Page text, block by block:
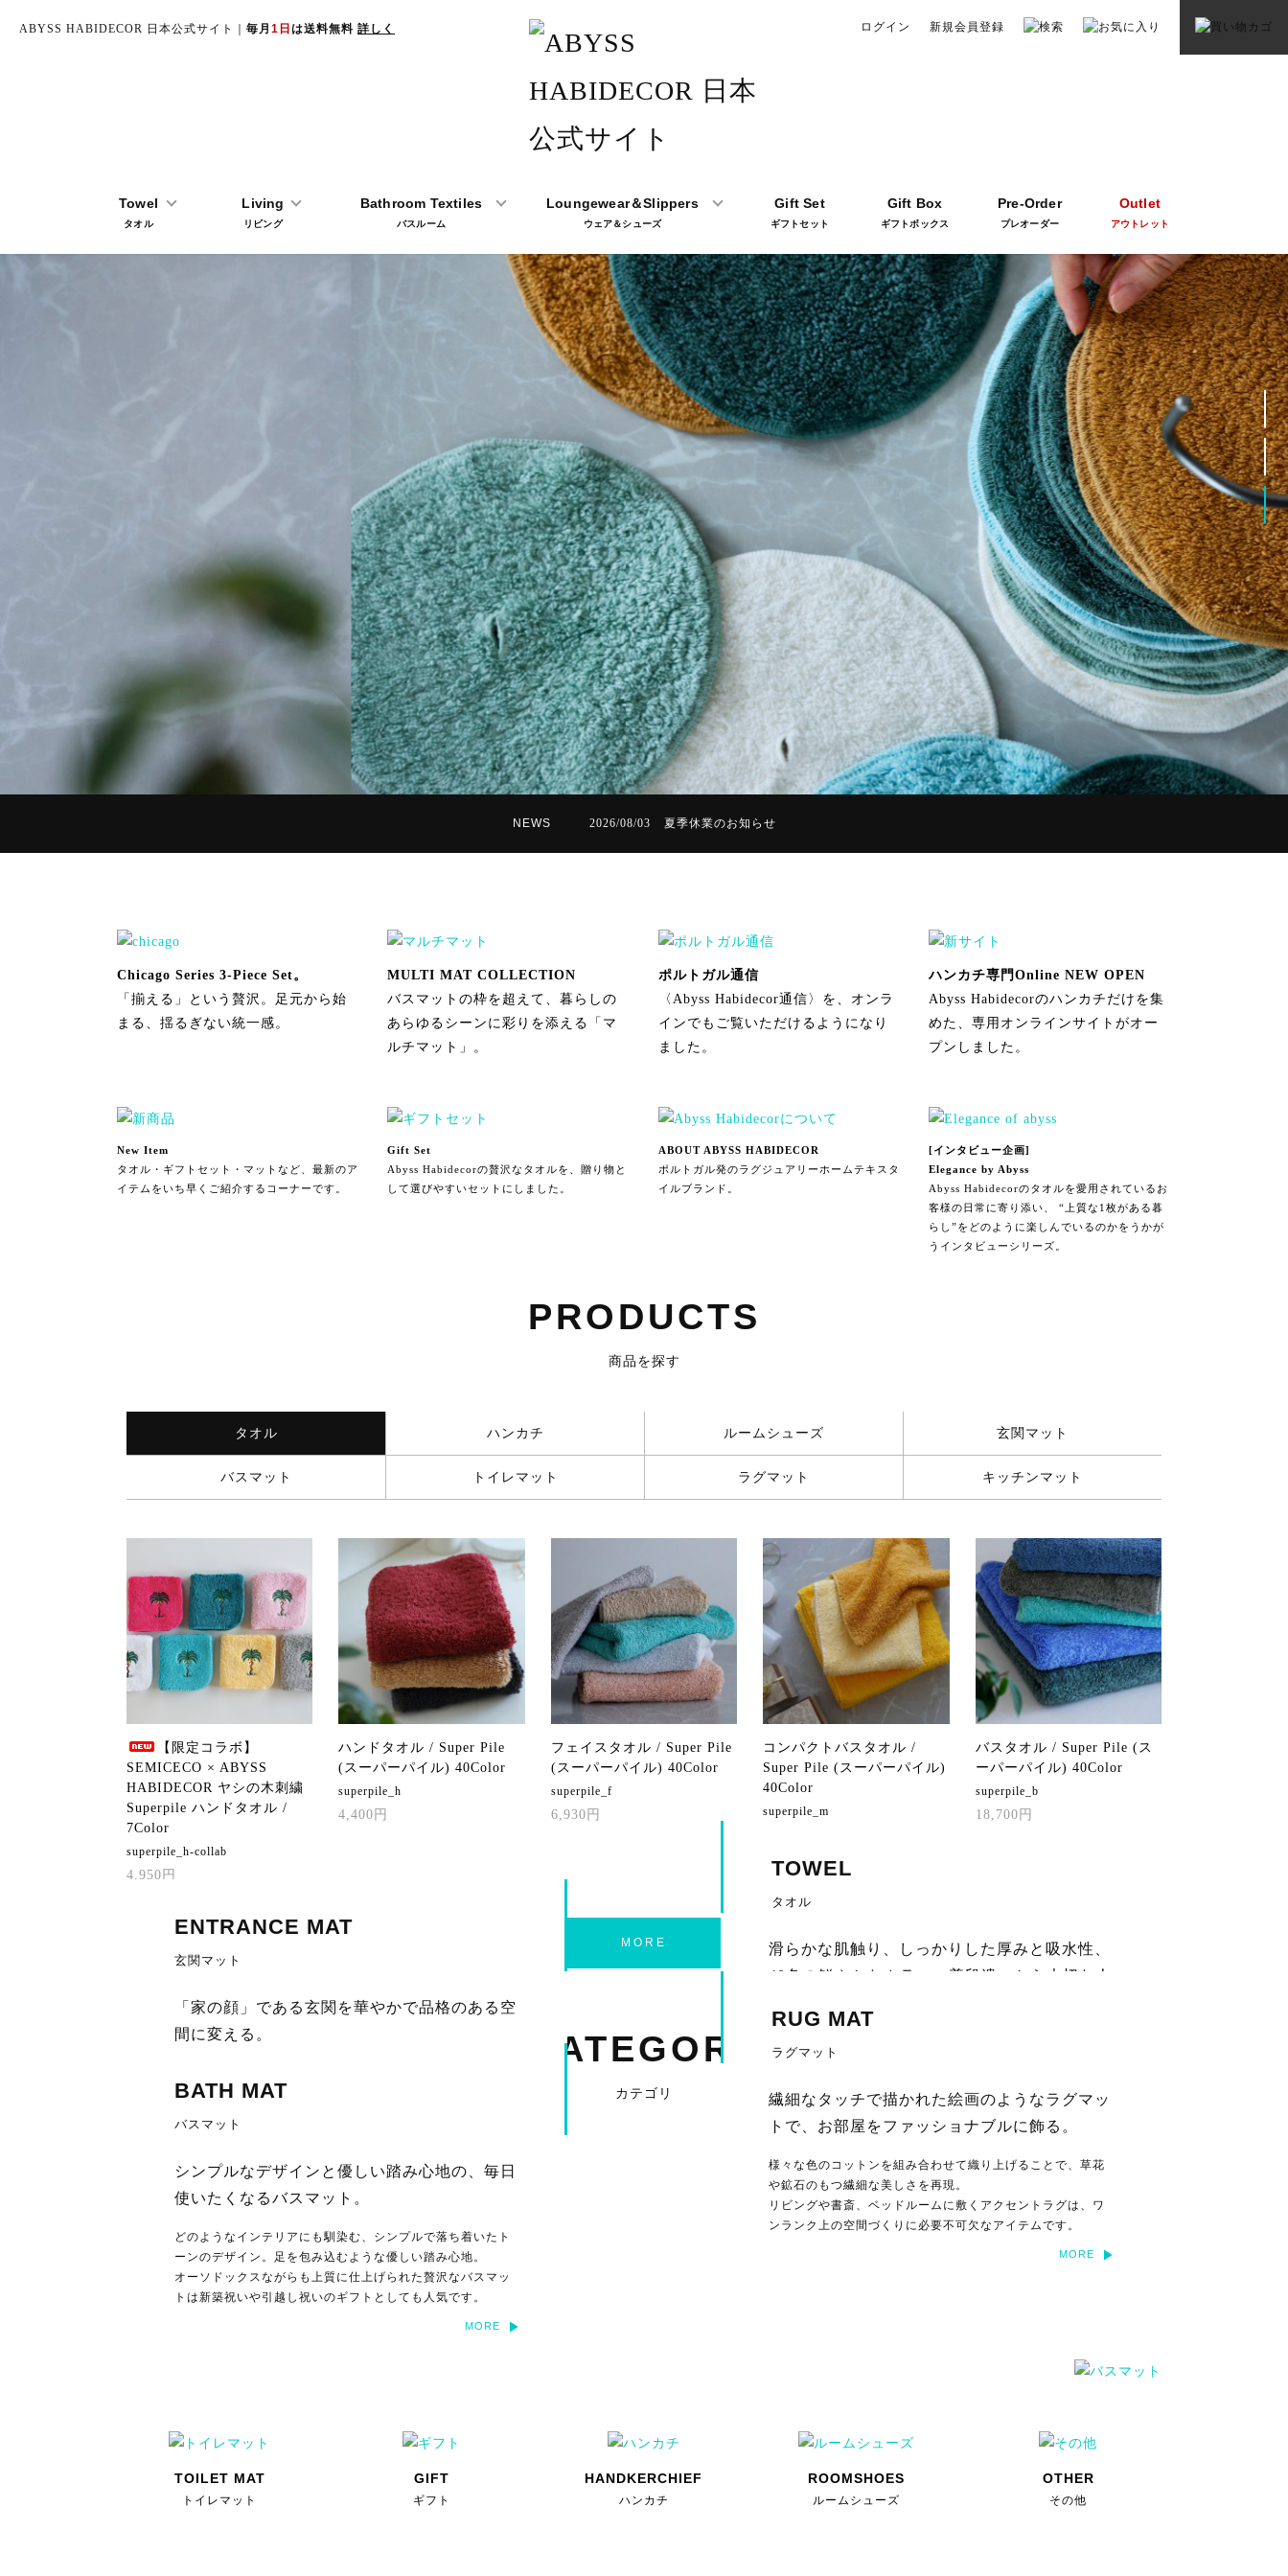
ABYSS HABIDECOR 日本公式サイト｜ 毎月 1日 は送料無料 詳しく ログイン 新規会員登録
Towel
タオル
Living
リビング
Bathroom Textiles
バスルーム
Loungewear＆Slippers
ウェア＆シューズ
Gift Set
ギフトセット
Gift Box
ギフトボックス
Pre-Order
プレオーダー
Outlet
アウトレット
NEWS 2026/08/03 夏季休業のお知らせ
Chicago Series 3-Piece Set。
「揃える」という贅沢。足元から始
まる、揺るぎない統一感。
MULTI MAT COLLECTION
バスマットの枠を超えて、暮らしの
あらゆるシーンに彩りを添える「マ
ルチマット」。
ポルトガル通信
〈Abyss Habidecor通信〉を、オンラ
インでもご覧いただけるようになり
ました。
ハンカチ専門Online NEW OPEN
Abyss Habidecorのハンカチだけを集
めた、専用オンラインサイトがオー
プンしました。
New Item
タオル・ギフトセット・マットなど、最新のア
イテムをいち早くご紹介するコーナーです。
Gift Set
Abyss Habidecorの贅沢なタオルを、贈り物と
して選びやすいセットにしました。
ABOUT ABYSS HABIDECOR
ポルトガル発のラグジュアリーホームテキスタ
イルブランド。
[インタビュー企画]
Elegance by Abyss
Abyss Habidecorのタオルを愛用されているお
客様の日常に寄り添い、 “上質な1枚がある暮
らし”をどのように楽しんでいるのかをうかが
うインタビューシリーズ。
PRODUCTS
商品を探す
タオル ハンカチ ルームシューズ 玄関マット
バスマット トイレマット ラグマット キッチンマット
【限定コラボ】
SEMICECO × ABYSS
HABIDECOR ヤシの木刺繍
Superpile ハンドタオル /
7Color
superpile_h-collab
4,950円
ハンドタオル / Super Pile
(スーパーパイル) 40Color
superpile_h
4,400円
フェイスタオル / Super Pile
(スーパーパイル) 40Color
superpile_f
6,930円
コンパクトバスタオル /
Super Pile (スーパーパイル)
40Color
superpile_m
バスタオル / Super Pile (ス
ーパーパイル) 40Color
superpile_b
18,700円
MORE
CATEGORY
カテゴリ
TOWEL
タオル
滑らかな肌触り、しっかりした厚みと吸水性、
40色の鮮やかなカラー。普段遣いから大切な人
のタオル。自然に囲まれたポルトガルの自社工場で丁寧に製
ENTRANCE MAT
玄関マット
「家の顔」である玄関を華やかで品格のある空
間に変える。
るデザイン。柔らかでしっかりとした厚みを感じる踏み心
洗濯機で丸洗いも可能なので、いつでも清潔な状態でお使い
RUG MAT
ラグマット
繊細なタッチで描かれた絵画のようなラグマッ
トで、お部屋をファッショナブルに飾る。
様々な色のコットンを組み合わせて織り上げることで、草花
や鉱石のもつ繊細な美しさを再現。
リビングや書斎、ベッドルームに敷くアクセントラグは、ワ
ンランク上の空間づくりに必要不可欠なアイテムです。
MORE
BATH MAT
バスマット
シンプルなデザインと優しい踏み心地の、毎日
使いたくなるバスマット。
どのようなインテリアにも馴染む、シンプルで落ち着いたト
ーンのデザイン。足を包み込むような優しい踏み心地。
オーソドックスながらも上質に仕上げられた贅沢なバスマッ
トは新築祝いや引越し祝いのギフトとしても人気です。
MORE
TOILET MAT
トイレマット
GIFT
ギフト
HANDKERCHIEF
ハンカチ
ROOMSHOES
ルームシューズ
OTHER
その他